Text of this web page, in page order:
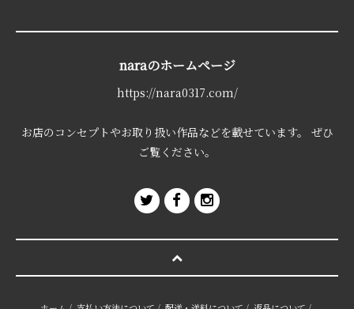
naraのホームページ
https://nara0317.com/
お店のコンセプトやお取り扱い作品などを載せています。 ぜひ
ご覧ください。